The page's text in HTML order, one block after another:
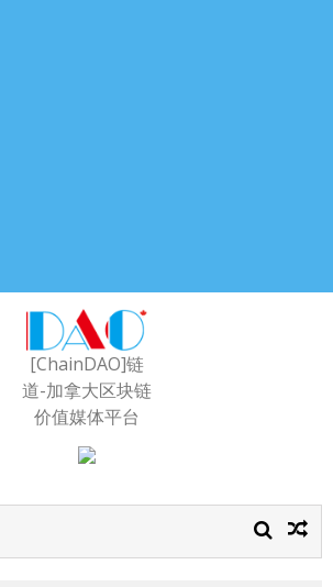
[ChainDAO]链
道-加拿大区块链
价值媒体平台